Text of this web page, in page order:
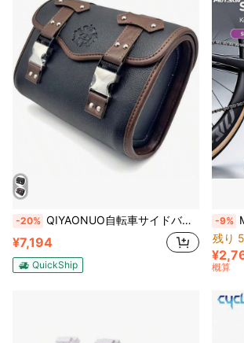
-20% QIYAONUO自転車サイドバッグ PUサドルバッグ 小物入れ 工具入れ 防水 バイク サイドバッグ サドルバッグ 汎用 簡単着脱 (S - ブラック(ブラウン))
¥7,194
QuickShip
-9%
残り
概算